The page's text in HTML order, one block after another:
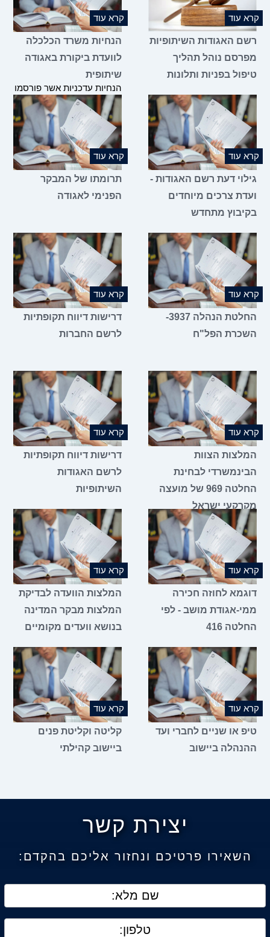
קרא עוד
רשם האגודות השיתופיות
מפרסם נוהל תהליך
טיפול בפניות ותלונות
קרא עוד
הנחיות משרד הכלכלה
לוועדת ביקורת באגודה
שיתופית
הנחיות עדכניות אשר פורסמו
ביום 15.04.18 מטעם משרד
הכלכלה.
קרא עוד
גילוי דעת רשם האגודות -
ועדת צרכים מיוחדים
בקיבוץ מתחדש
קרא עוד
תרומתו של המבקר
הפנימי לאגודה
קרא עוד
החלטת הנהלה 3937-
השכרת הפל"ח
קרא עוד
דרישות דיווח תקופתיות
לרשם החברות
קרא עוד
המלצות הצוות
הבינמשרדי לבחינת
החלטה 969 של מועצה
מקרקעי ישראל
קרא עוד
דרישות דיווח תקופתיות
לרשם האגודות
השיתופיות
קרא עוד
דוגמא לחוזה חכירה
ממי-אגודת מושב - לפי
החלטה 416
קרא עוד
המלצות הוועדה לבדיקת
המלצות מבקר המדינה
בנושא וועדים מקומיים
קרא עוד
טיפ או שניים לחברי ועד
ההנהלה ביישוב
קרא עוד
קליטה וקליטת פנים
ביישוב קהילתי
יצירת קשר
השאירו פרטיכם ונחזור אליכם בהקדם: